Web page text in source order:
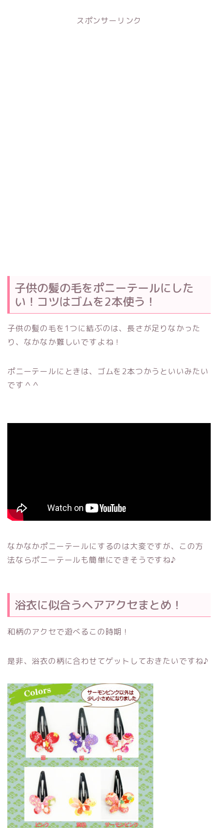
スポンサーリンク
子供の髪の毛をポニーテールにした
い！コツはゴムを2本使う！
子供の髪の毛を1つに結ぶのは、長さが足りなかった
り、なかなか難しいですよね！
ポニーテールにときは、ゴムを2本つかうといいみたい
です＾＾
なかなかポニーテールにするのは大変ですが、この方
法ならポニーテールも簡単にできそうですね♪
浴衣に似合うヘアアクセまとめ！
和柄のアクセで遊べるこの時期！
是非、浴衣の柄に合わせてゲットしておきたいですね♪